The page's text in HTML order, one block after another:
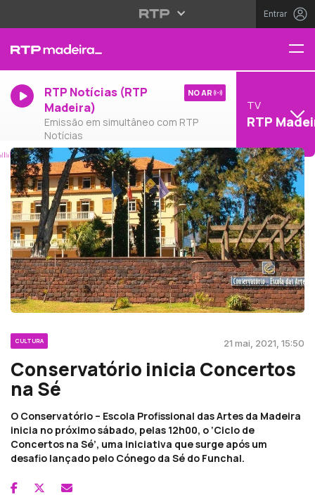
Entrar
RTP Notícias (RTP
Madeira)
Emissão em simultâneo com RTP
Notícias
NO AR
TV
RTP
CULTURA 21 mai, 2021, 15:50
Conservatório inicia Concertos
na Sé
O Conservatório – Escola Profissional das Artes da Madeira
inicia no próximo sábado, pelas 12h00, o ‘Ciclo de
Concertos na Sé’, uma iniciativa que surge após um
desafio lançado pelo Cónego da Sé do Funchal.